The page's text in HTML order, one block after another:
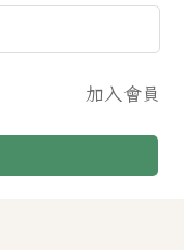
加入會員